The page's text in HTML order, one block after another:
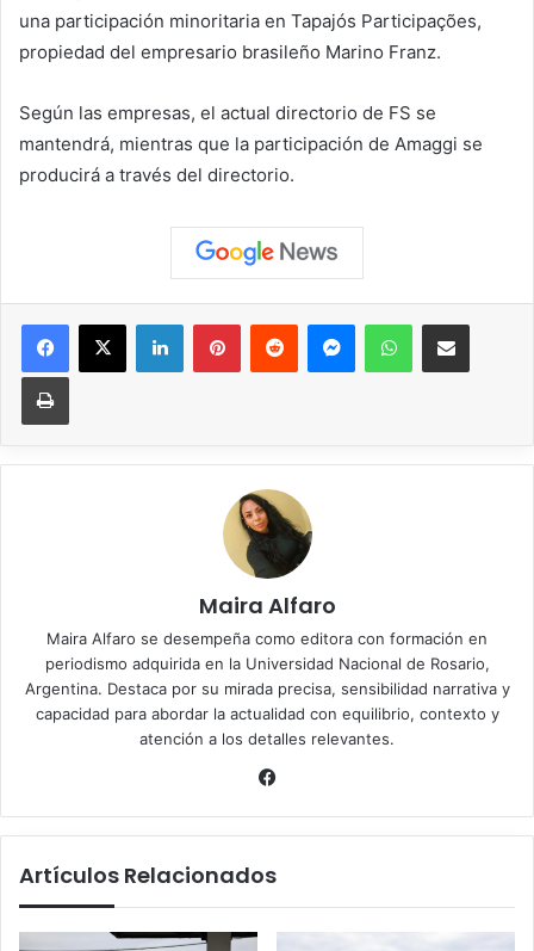
una participación minoritaria en Tapajós Participações,
propiedad del empresario brasileño Marino Franz.
Según las empresas, el actual directorio de FS se
mantendrá, mientras que la participación de Amaggi se
producirá a través del directorio.
Facebook
X LinkedInPinterestReddit MessengerWhatsAppCompartir vía correo
Imprimir
Maira Alfaro
Maira Alfaro se desempeña como editora con formación en
periodismo adquirida en la Universidad Nacional de Rosario,
Argentina. Destaca por su mirada precisa, sensibilidad narrativa y
capacidad para abordar la actualidad con equilibrio, contexto y
atención a los detalles relevantes.
Artículos Relacionados